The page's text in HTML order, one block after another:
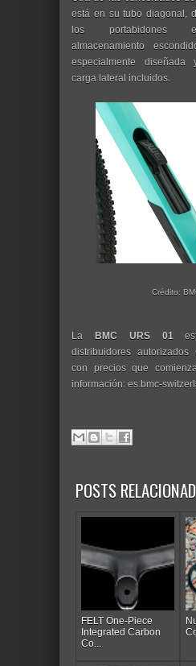
está en su tubo diagonal,
los portabidones
almacenamiento
especialmente diseñada
carga lateral incluidos.
Crédito:
La BMC URS 01
distribuidores
con precios que
información: es.bmc-
POSTS
FELT One-Piece
Integrated Carbon
Co...